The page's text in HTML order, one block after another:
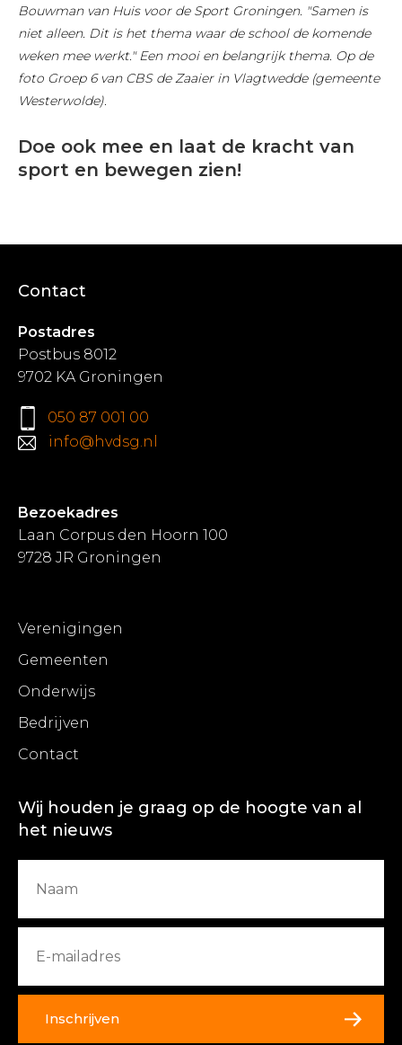
Bouwman van Huis voor de Sport Groningen. "Samen is
niet alleen. Dit is het thema waar de school de komende
weken mee werkt." Een mooi en belangrijk thema. Op de
foto Groep 6 van CBS de Zaaier in Vlagtwedde (gemeente
Westerwolde).
Doe ook mee en laat de kracht van
sport en bewegen zien!
Contact
Postadres
Postbus 8012
9702 KA Groningen
050 87 001 00
info@hvdsg.nl
Bezoekadres
Laan Corpus den Hoorn 100
9728 JR Groningen
Verenigingen
Gemeenten
Onderwijs
Bedrijven
Contact
Wij houden je graag op de hoogte van al
het nieuws
Inschrijven